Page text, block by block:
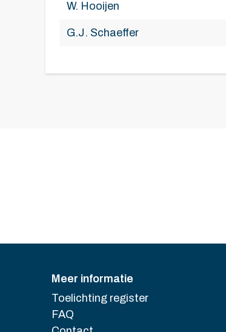
W. Hooijen
G.J. Schaeffer
Meer informatie
Toelichting register
FAQ